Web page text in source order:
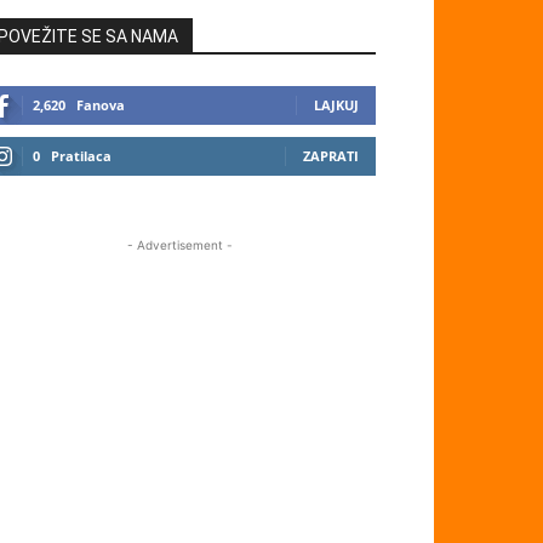
SE SA NAMA
2,620 Fanova LAJKUJ
0 Pratilaca ZAPRATI
- Advertisement -